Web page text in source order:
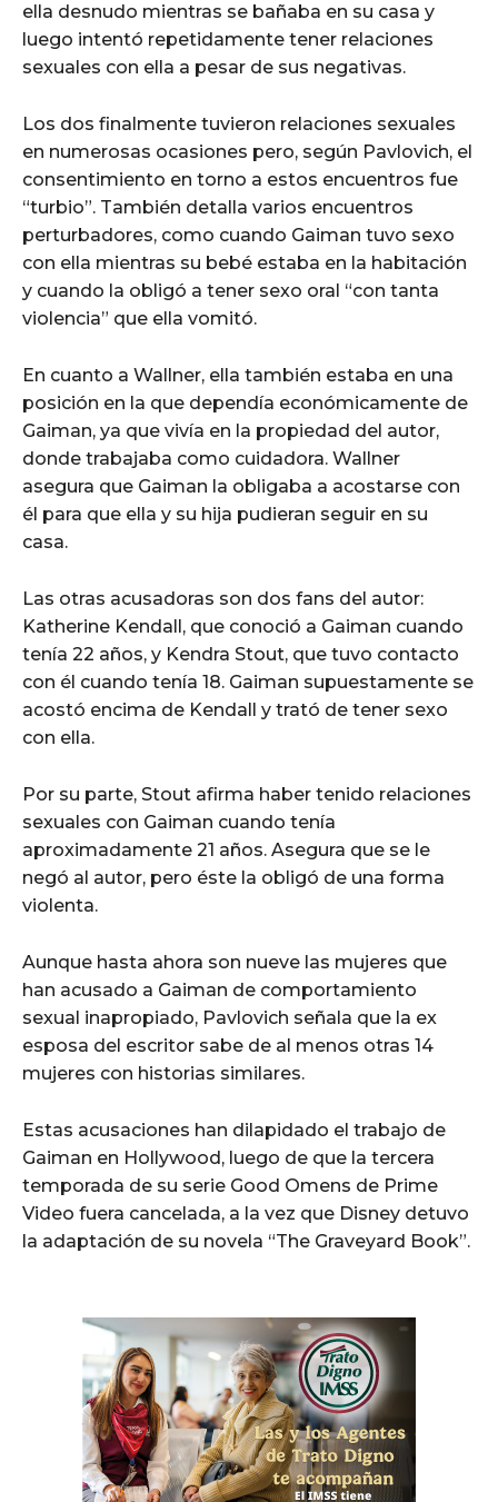
ella desnudo mientras se bañaba en su casa y
luego intentó repetidamente tener relaciones
sexuales con ella a pesar de sus negativas.
Los dos finalmente tuvieron relaciones sexuales
en numerosas ocasiones pero, según Pavlovich, el
consentimiento en torno a estos encuentros fue
“turbio”. También detalla varios encuentros
perturbadores, como cuando Gaiman tuvo sexo
con ella mientras su bebé estaba en la habitación
y cuando la obligó a tener sexo oral “con tanta
violencia” que ella vomitó.
En cuanto a Wallner, ella también estaba en una
posición en la que dependía económicamente de
Gaiman, ya que vivía en la propiedad del autor,
donde trabajaba como cuidadora. Wallner
asegura que Gaiman la obligaba a acostarse con
él para que ella y su hija pudieran seguir en su
casa.
Las otras acusadoras son dos fans del autor:
Katherine Kendall, que conoció a Gaiman cuando
tenía 22 años, y Kendra Stout, que tuvo contacto
con él cuando tenía 18. Gaiman supuestamente se
acostó encima de Kendall y trató de tener sexo
con ella.
Por su parte, Stout afirma haber tenido relaciones
sexuales con Gaiman cuando tenía
aproximadamente 21 años. Asegura que se le
negó al autor, pero éste la obligó de una forma
violenta.
Aunque hasta ahora son nueve las mujeres que
han acusado a Gaiman de comportamiento
sexual inapropiado, Pavlovich señala que la ex
esposa del escritor sabe de al menos otras 14
mujeres con historias similares.
Estas acusaciones han dilapidado el trabajo de
Gaiman en Hollywood, luego de que la tercera
temporada de su serie Good Omens de Prime
Video fuera cancelada, a la vez que Disney detuvo
la adaptación de su novela “The Graveyard Book”.